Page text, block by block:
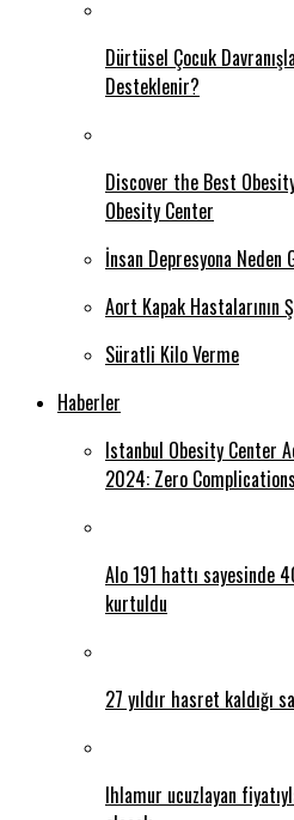
Dürtüsel Çocuk
Desteklenir?
Discover the Best
Obesity Center
İnsan Depresyona Neden
Aort Kapak Hastalarının
Süratli Kilo Verme
Haberler
Istanbul Obesity Center
2024: Zero
Alo 191 hattı sayesinde
kurtuldu
27 yıldır hasret kaldığı
Ihlamur ucuzlayan